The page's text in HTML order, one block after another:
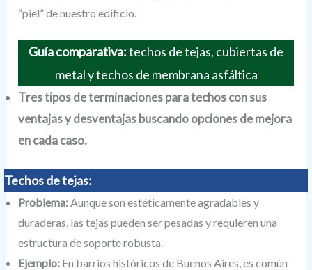
“piel” de nuestro edificio.
Guía comparativa:techos de tejas, cubiertas de
metal y techos de membrana asfáltica
Tres tipos de terminaciones para techos con sus
ventajas y desventajas buscando opciones de mejora
en cada caso.
Techos de tejas:
Problema: Aunque son estéticamente agradables y
duraderas, las tejas pueden ser pesadas y requieren una
estructura de soporte robusta.
Ejemplo: En barrios históricos de Buenos Aires, es común